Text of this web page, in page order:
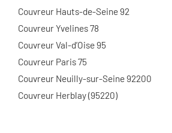
Couvreur Hauts-de-Seine 92
Couvreur Yvelines 78
Couvreur Val-d’Oise 95
Couvreur Paris 75
Couvreur Neuilly-sur-Seine 92200
Couvreur Herblay (95220)